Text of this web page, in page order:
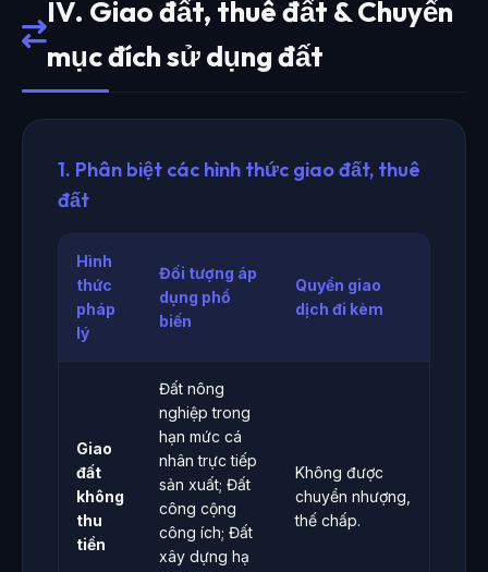
IV. Giao đất, thuê đất & Chuyển
mục đích sử dụng đất
1. Phân biệt các hình thức giao đất, thuê
đất
Hình
thức
pháp
lý
Đối tượng áp
dụng phổ
biến
Quyền giao
dịch đi kèm
Giao
đất
không
thu
tiền
Đất nông
nghiệp trong
hạn mức cá
nhân trực tiếp
sản xuất; Đất
công cộng
công ích; Đất
xây dựng hạ
Không được
chuyển nhượng,
thế chấp.